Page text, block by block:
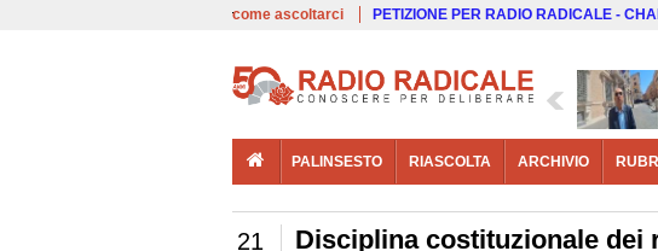
come ascoltarci PETIZIONE PER RADIO RADICALE -
PALINSESTO RIASCOLTA ARCHIVIO
21
Disciplina costituzionale dei